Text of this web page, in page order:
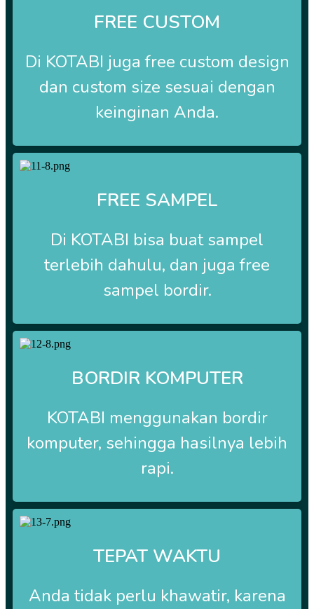
FREE CUSTOM
Di KOTABI juga free custom design
dan custom size sesuai dengan
keinginan Anda.
FREE SAMPEL
Di KOTABI bisa buat sampel
terlebih dahulu, dan juga free
sampel bordir.
BORDIR KOMPUTER
KOTABI menggunakan bordir
komputer, sehingga hasilnya lebih
rapi.
TEPAT WAKTU
Anda tidak perlu khawatir, karena